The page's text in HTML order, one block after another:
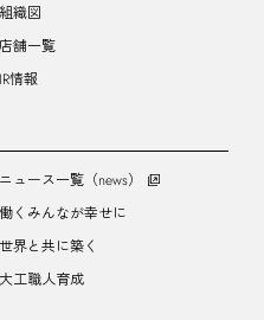
組織図
店舗一覧
IR情報
ニュース一覧（news）
働くみんなが幸せに
世界と共に築く
大工職人育成